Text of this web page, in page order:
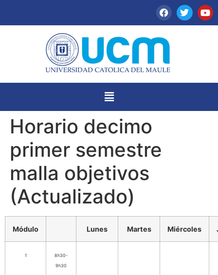
Horario decimo
primer semestre
malla objetivos
(Actualizado)
Módulo Lunes Martes Miércoles
1
8h30-
9h30